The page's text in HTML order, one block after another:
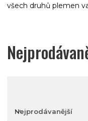
všech druhů plemen
Nejprodávanější